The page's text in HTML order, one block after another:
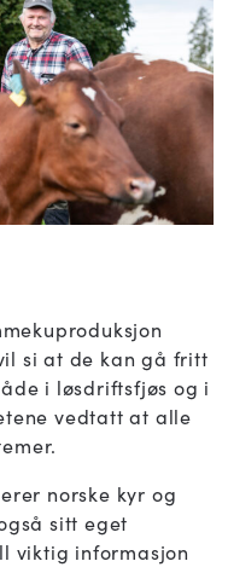
si at de kan gå fritt
i løsdriftsfjøs og i
vedtatt at alle
norske kyr og
sitt eget
viktig informasjon